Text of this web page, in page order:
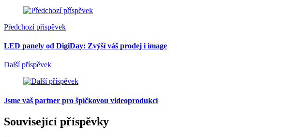
Předchozí příspěvek
LED panely od DigiDay: Zvýší váš prodej i image
Další příspěvek
Jsme váš partner pro špičkovou videoprodukci
Související příspěvky